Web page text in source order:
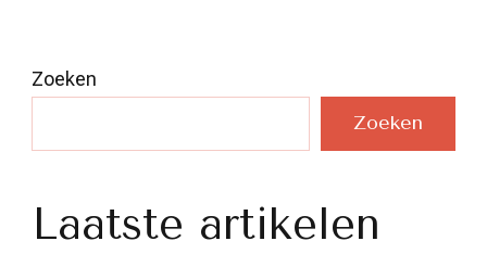
Zoeken
Zoeken
Laatste artikelen